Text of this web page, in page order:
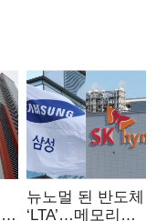
뉴노멀 된 반도체
‘LTA’…메모리